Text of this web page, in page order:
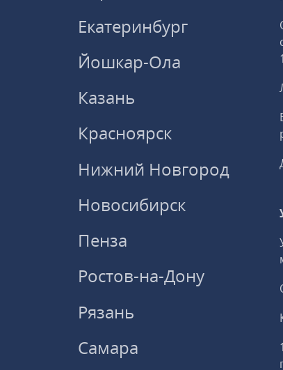
Екатеринбург
Йошкар-Ола
Казань
Красноярск
Нижний Новгород
Новосибирск
Пенза
Ростов-на-Дону
Рязань
Самара